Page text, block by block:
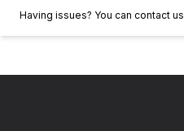
Having issues? You can contact us